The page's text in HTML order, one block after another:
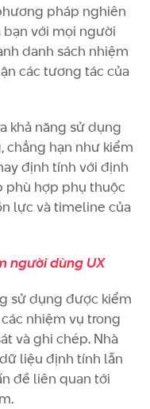
pháp nghiên
với mọi người
danh sách nhiệm
các tương tác của
khả năng sử dụng
chẳng hạn như kiểm
định tính với định
phù hợp phụ thuộc
lực và timeline của
người dùng UX
sử dụng được kiểm
nhiệm vụ trong
và ghi chép. Nhà
liệu định tính lẫn
đề liên quan tới